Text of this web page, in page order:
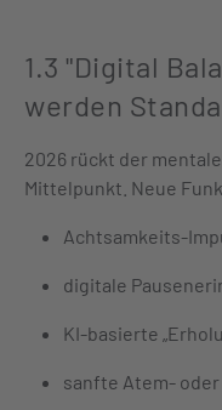
1.3 "Digital
werden
2026 rückt der
Mittelpunkt. Neue
Achtsamkeits-
digitale
KI-basierte
sanfte Atem-